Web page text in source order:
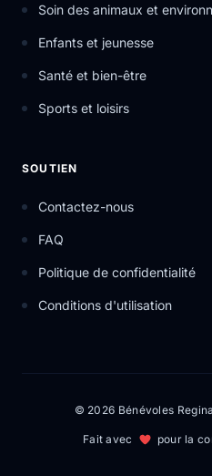
Soin des animaux et
Enfants et jeunesse
Santé et bien-être
Sports et loisirs
SOUTIEN
Contactez-nous
FAQ
Politique de confidentialité
Conditions d'utilisation
© 2026 Bénévoles
Fait avec pour la